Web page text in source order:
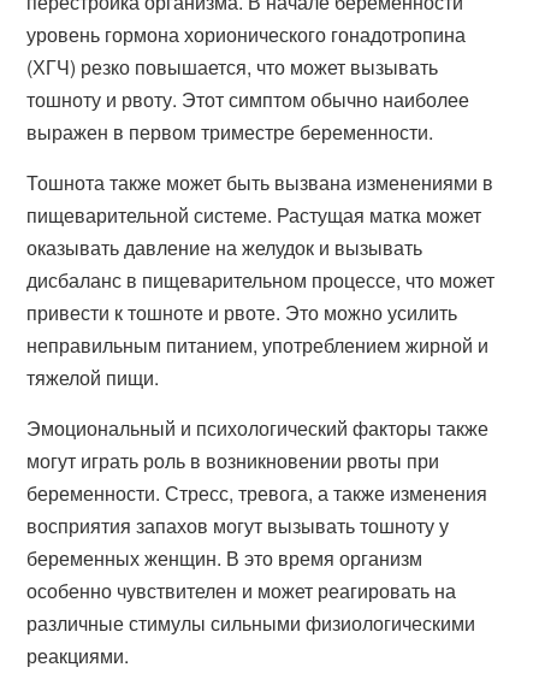
уровень гормона хорионического гонадотропина
(ХГЧ) резко повышается, что может вызывать
тошноту и рвоту. Этот симптом обычно наиболее
выражен в первом триместре беременности.
Тошнота также может быть вызвана изменениями в
пищеварительной системе. Растущая матка может
оказывать давление на желудок и вызывать
дисбаланс в пищеварительном процессе, что может
привести к тошноте и рвоте. Это можно усилить
неправильным питанием, употреблением жирной и
тяжелой пищи.
Эмоциональный и психологический факторы также
могут играть роль в возникновении рвоты при
беременности. Стресс, тревога, а также изменения
восприятия запахов могут вызывать тошноту у
беременных женщин. В это время организм
особенно чувствителен и может реагировать на
различные стимулы сильными физиологическими
реакциями.